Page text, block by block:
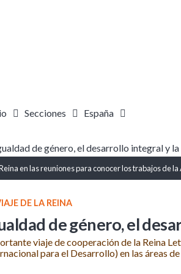
Secciones España
en las reuniones para conocer los trabajos de
DE LA REINA
de género, el
viaje de cooperación de la Reina
para el Desarrollo) en las áreas